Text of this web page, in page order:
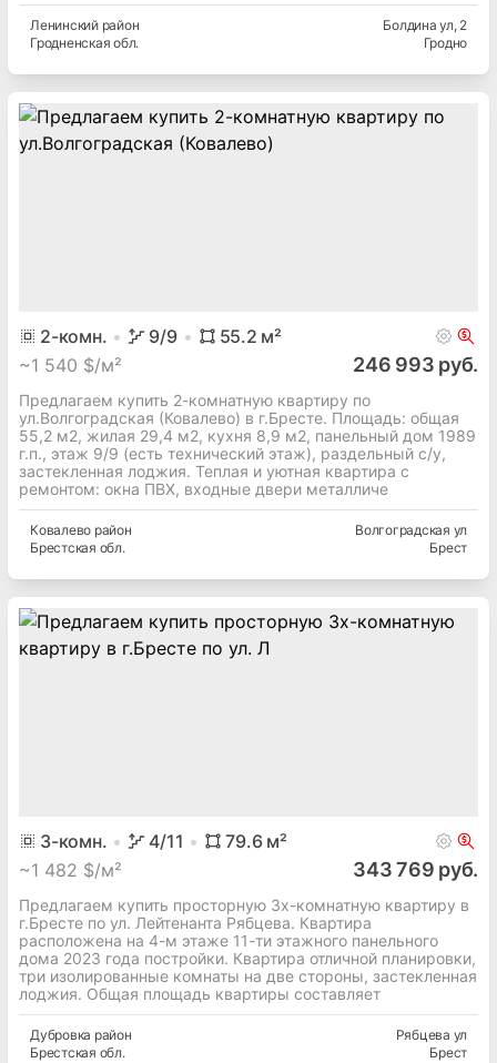
Ленинскийрайон
Гродненская обл.
Болдина ул, 2
Гродно
2-комн. 9/9 55.2 м²
~1 540 $/м² 246 993 руб.
Предлагаем купить 2-комнатную квартиру по
ул.Волгоградская (Ковалево) в г.Бресте. Площадь: общая
55,2 м2, жилая 29,4 м2, кухня 8,9 м2, панельный дом 1989
г.п., этаж 9/9 (есть технический этаж), раздельный с/у,
застекленная лоджия. Теплая и уютная квартира с
ремонтом: окна ПВХ, входные двери металличе
Ковалево район
Брестская обл.
Волгоградская ул
Брест
3-комн. 4/11 79.6м²
~1 482 $/м² 343 769 руб.
Предлагаем купить просторную 3х-комнатную квартиру в
г.Бресте по ул. Лейтенанта Рябцева. Квартира
расположена на 4-м этаже 11-ти этажного панельного
дома 2023 года постройки. Квартира отличной планировки,
три изолированные комнаты на две стороны, застекленная
лоджия. Общая площадь квартиры составляет
Дубровка район
Брестская обл.
Рябцева ул
Брест